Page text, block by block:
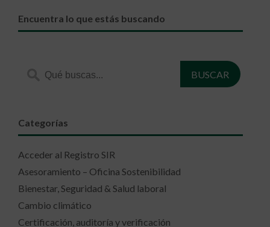
Encuentra lo que estás buscando
Categorías
Acceder al Registro SIR
Asesoramiento – Oficina Sostenibilidad
Bienestar, Seguridad & Salud laboral
Cambio climático
Certificación, auditoría y verificación